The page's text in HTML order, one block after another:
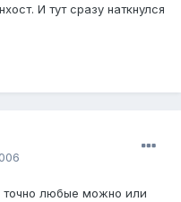
И тут сразу наткнулся
точно любые можно или